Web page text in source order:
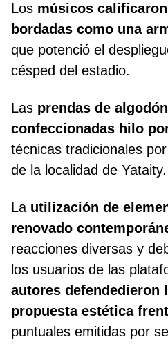
Los músicos
bordadas como una
que potenció el
césped del estadio.
Las prendas de
confeccionadas hilo
técnicas tradicionales
de la localidad de Yataity.
La utilización de
renovado
reacciones diversas y
los usuarios de las
autores defendedieron
propuesta estética
puntuales emitidas por